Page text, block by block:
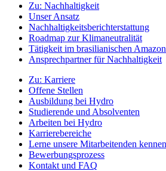
Zu: Nachhaltigkeit
Unser Ansatz
Nachhaltigkeitsberichterstattung
Roadmap zur Klimaneutralität
Tätigkeit im brasilianischen
Ansprechpartner für Nachhaltigkeit
Zu: Karriere
Offene Stellen
Ausbildung bei Hydro
Studierende und Absolventen
Arbeiten bei Hydro
Karrierebereiche
Lerne unsere Mitarbeitenden kennen
Bewerbungsprozess
Kontakt und FAQ